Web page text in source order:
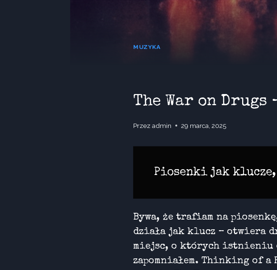
MUZYKA
The War on
Przez admin 29 marca, 2025
Piosenki jak
Bywa, że trafiam na
działa jak klucz – otwiera
miejsc, o których istnieniu
zapomniałem. Thinking of a